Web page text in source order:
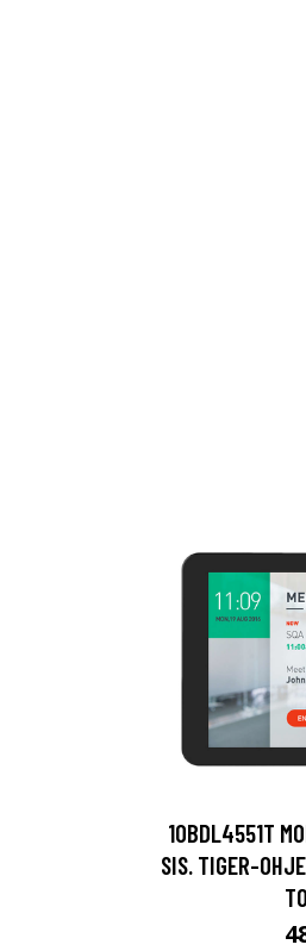
10BDL4551T
SIS. TIGER-